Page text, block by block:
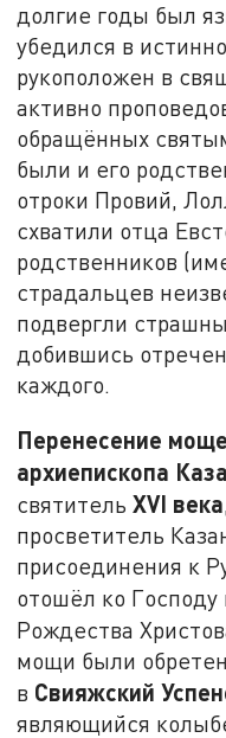
долгие годы был
убедился в
рукоположен в
активно
обращённых
были и его
отроки Провий,
схватили отца
родственников
страдальцев
подвергли
добившись
каждого.
Перенесение
архиепископа
святительXVI века
просветитель
присоединения к
отошёл ко Господу
Рождества
мощи были
в Свияжский
являющийся